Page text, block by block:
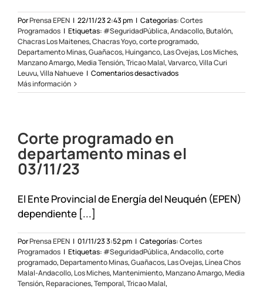
PorPrensa EPEN | 22/11/23 2:43 pm | Categorías:Cortes
Programados | Etiquetas: #SeguridadPública,Andacollo,Butalón,
Chacras Los Maitenes,Chacras Yoyo,corte programado,
Departamento Minas,Guañacos,Huinganco, Las Ovejas, Los Miches,
Manzano Amargo,Media Tensión,Tricao Malal,Varvarco,Villa Curi
Leuvu,Villa Nahueve | Comentarios desactivadosen
programado
alrededores
25/11/23
Más información
Corte programado en
departamento minas el
03/11/23
El Ente Provincial de Energía del Neuquén (EPEN)
dependiente [...]
PorPrensa EPEN | 01/11/23 3:52 pm | Categorías:Cortes
Programados | Etiquetas: #SeguridadPública,Andacollo,corte
programado,Departamento Minas,Guañacos, Las Ovejas, Línea Chos
Malal-Andacollo, Los Miches,Mantenimiento,Manzano Amargo,Media
Tensión,Reparaciones,Temporal,Tricao Malal,